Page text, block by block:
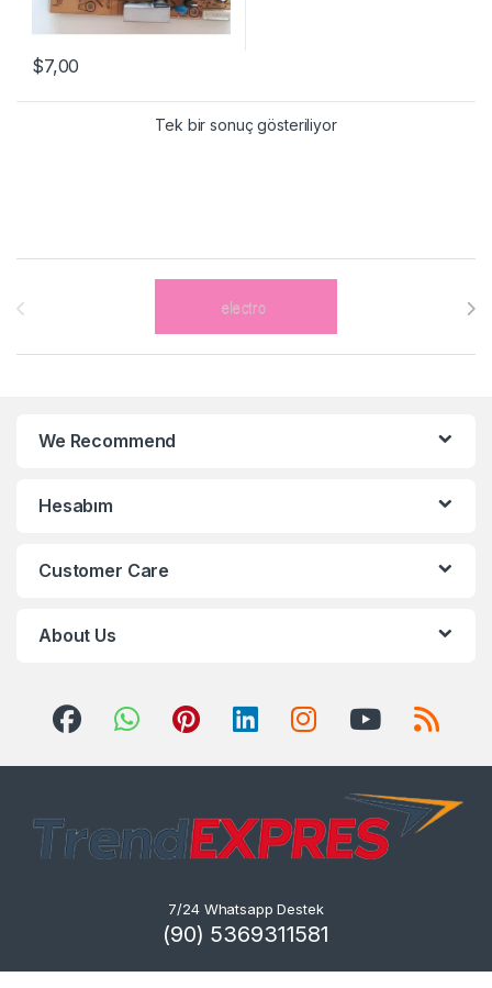
$7,00
Tek bir sonuç gösteriliyor
Brands Carousel
We Recommend
Hesabım
Customer Care
About Us
7/24 Whatsapp Destek
(90) 5369311581